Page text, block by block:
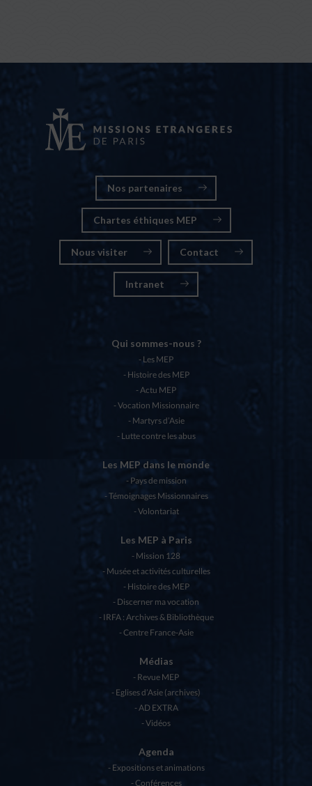
Nos partenaires
Chartes éthiques MEP
Nous visiter Contact
Intranet
Qui sommes-nous ?
Les MEP
Histoire des MEP
Actu MEP
Vocation Missionnaire
Martyrs d’Asie
Lutte contre les abus
Les MEP dans le monde
Pays de mission
Témoignages Missionnaires
Volontariat
Les MEP à Paris
Mission 128
Musée et activités culturelles
Histoire des MEP
Discerner ma vocation
IRFA : Archives & Bibliothèque
Centre France-Asie
Médias
Revue MEP
Eglises d’Asie (archives)
AD EXTRA
Vidéos
Agenda
Expositions et animations
Conférences